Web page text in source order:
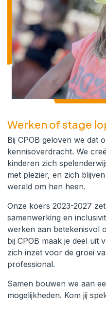
Werken of stage
Bij CPOB geloven we dat
kennisoverdracht. We
kinderen zich
met plezier, en zich
wereld om hen heen.
Onze koers 2023-2027
samenwerking en
werken aan betekenisvol
bij CPOB maak je deel uit
zich inzet voor de groei
professional.
Samen bouwen we aan
mogelijkheden. Kom jij